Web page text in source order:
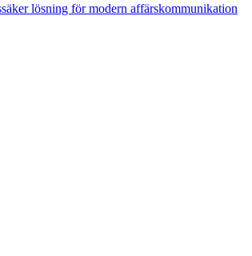
lösning för modern affärskommunikation